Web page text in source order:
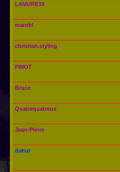
LAMURE38
matnbl
christian.styling
PINOT
Bruce
Quatrequatreux
Jean-Pierre
dahut